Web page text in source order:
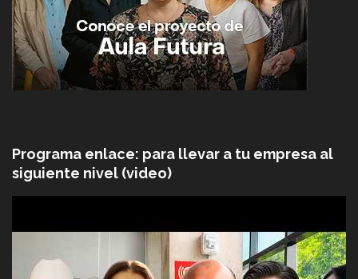
Programa enlace: para llevar a tu empresa al
siguiente nivel (video)